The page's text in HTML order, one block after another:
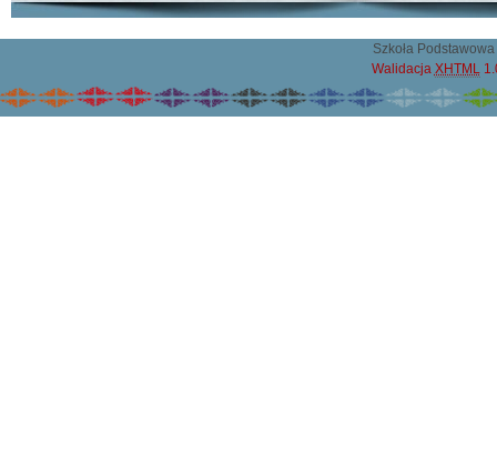
Szkoła
Walidacja XHTML